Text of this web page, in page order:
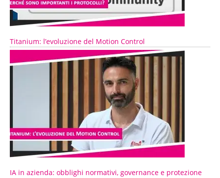
Titanium: l’evoluzione del Motion Control
IA in azienda: obblighi normativi, governance e protezione